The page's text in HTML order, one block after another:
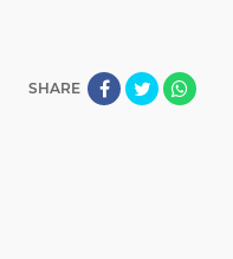
SHARE